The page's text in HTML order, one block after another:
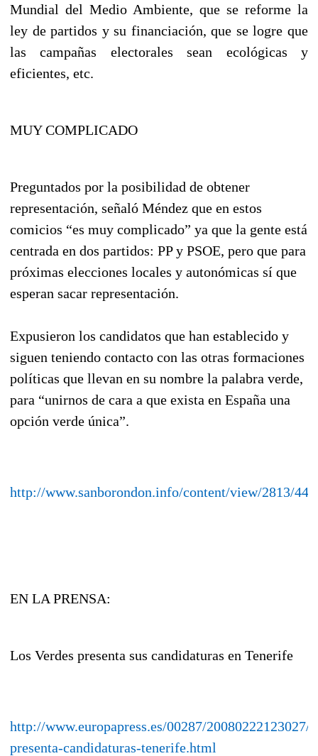
Mundial del Medio Ambiente, que se reforme la
ley de partidos y su financiación, que se logre que
las campañas electorales sean ecológicas y
eficientes, etc.
MUY COMPLICADO
Preguntados por la posibilidad de obtener
representación, señaló Méndez que en estos
comicios “es muy complicado” ya que la gente está
centrada en dos partidos: PP y PSOE, pero que para
próximas elecciones locales y autonómicas sí que
esperan sacar representación.
Expusieron los candidatos que han establecido y
siguen teniendo contacto con las otras formaciones
políticas que llevan en su nombre la palabra verde,
para “unirnos de cara a que exista en España una
opción verde única”.
http://www.sanborondon.info/content/view/2813/44/
EN LA PRENSA:
Los Verdes presenta sus candidaturas en Tenerife
http://www.europapress.es/00287/20080222123027/
presenta-candidaturas-tenerife.html